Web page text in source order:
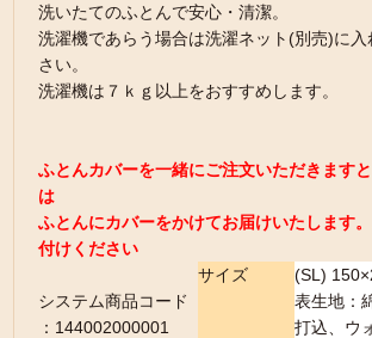
洗いたてのふとんで安心・清潔。
洗濯機であらう場合は洗濯ネット(別売)に
さい。
洗濯機は７ｋｇ以上をおすすめします。
ふとんカバーを一緒にご注文いただきます
は
ふとんにカバーをかけてお届けいたします
付けください
サイズ
(SL)
表生地：
打込、ウ
システム商品コード
：144002000001